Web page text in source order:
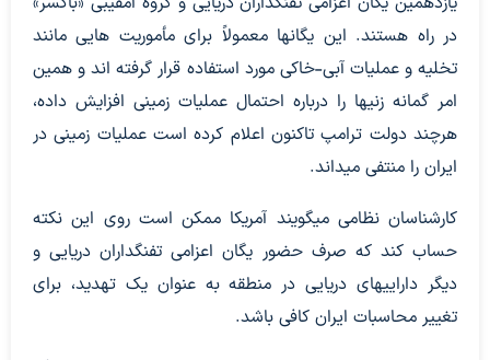
در راه هستند. این یگانها معمولاً برای مأموریت هایی مانند
تخلیه و عملیات آبی-خاکی مورد استفاده قرار گرفته اند و همین
امر گمانه زنیها را درباره احتمال عملیات زمینی افزایش داده،
هرچند دولت ترامپ تاکنون اعلام کرده است عملیات زمینی در
ایران را منتفی میداند.
کارشناسان نظامی میگویند آمریکا ممکن است روی این نکته
حساب کند که صرف حضور یگان اعزامی تفنگداران دریایی و
دیگر داراییهای دریایی در منطقه به عنوان یک تهدید، برای
تغییر محاسبات ایران کافی باشد.